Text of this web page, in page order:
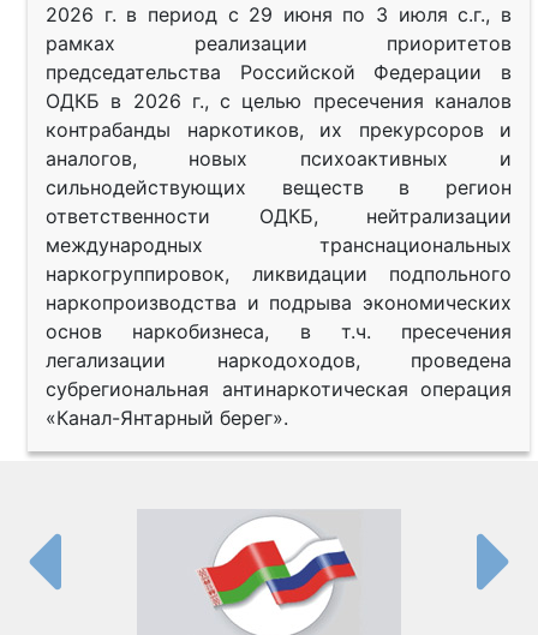
2026 г. в период с 29 июня по 3 июля с.г., в
рамках реализации приоритетов
председательства Российской Федерации в
ОДКБ в 2026 г., с целью пресечения каналов
контрабанды наркотиков, их прекурсоров и
аналогов, новых психоактивных и
сильнодействующих веществ в регион
ответственности ОДКБ, нейтрализации
международных транснациональных
наркогруппировок, ликвидации подпольного
наркопроизводства и подрыва экономических
основ наркобизнеса, в т.ч. пресечения
легализации наркодоходов, проведена
субрегиональная антинаркотическая операция
«Канал-Янтарный берег».